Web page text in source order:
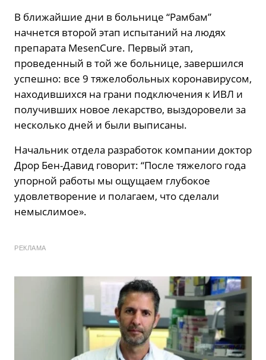
В ближайшие дни в больнице “Рамбам”
начнется второй этап испытаний на людях
препарата MesenCure. Первый этап,
проведенный в той же больнице, завершился
успешно: все 9 тяжелобольных коронавирусом,
находившихся на грани подключения к ИВЛ и
получивших новое лекарство, выздоровели за
несколько дней и были выписаны.
Начальник отдела разработок компании доктор
Дрор Бен-Давид говорит: “После тяжелого года
упорной работы мы ощущаем глубокое
удовлетворение и полагаем, что сделали
немыслимое».
РЕКЛАМА